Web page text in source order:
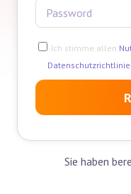
Ich stimme allen
Sie haben